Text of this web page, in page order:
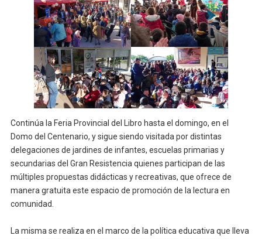
Continúa la Feria Provincial del Libro hasta el domingo, en el
Domo del Centenario, y sigue siendo visitada por distintas
delegaciones de jardines de infantes, escuelas primarias y
secundarias del Gran Resistencia quienes participan de las
múltiples propuestas didácticas y recreativas, que ofrece de
manera gratuita este espacio de promoción de la lectura en
comunidad.
La misma se realiza en el marco de la política educativa que lleva